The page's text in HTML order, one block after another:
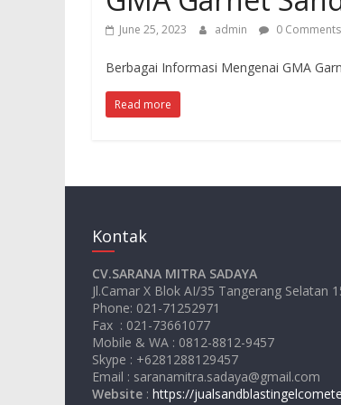
June 25, 2023 admin 0 Comments
Berbagai Informasi Mengenai GMA
Read more
Kontak
CV.SARANA MITRA SADAYA
Jl.Camar X Blok AI/35 Tangerang Selatan
Phone: 021-71252971
Fax : 021-73661077
Mobile & WA : 0812-8812-9457
Skype : +6281288129457
Email : saranamitra.sadaya@gmail.com
Website : https://